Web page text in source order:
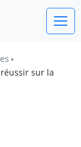
sur la